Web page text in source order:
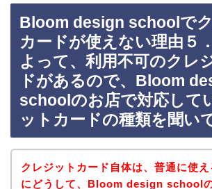
Bloom design schoolで
カードが使えない理由５
よって、利用不可のクレ
ドがあるので、Bloom
schoolのお店で対応して
ットカードの種類を聞い
クレジットカード自体は、普通に使え
にどうして、Bloom design school